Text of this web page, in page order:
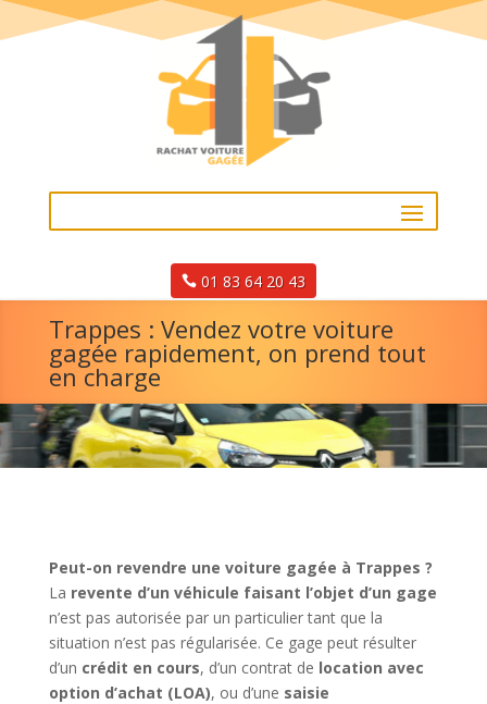
01 83 64 20 43
Trappes : Vendez votre voiture
gagée rapidement, on prend tout
en charge
Peut-on revendre une voiture gagée à Trappes ?
La revente d’un véhicule faisant l’objet d’un gage
n’est pas autorisée par un particulier tant que la
situation n’est pas régularisée. Ce gage peut résulter
d’un crédit en cours, d’un contrat de location avec
option d’achat (LOA), ou d’une saisie